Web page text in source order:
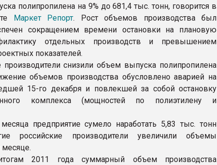
полипропилена на 9% до 681,4 тыс. тонн, говорится в
Маркет Репорт. Рост объемов производства был
сокращением времени остановки на плановую
отдельных производств и превышением
показателей.
производители снизили объем выпуска полипропилена
объемов производства обусловлено аварией на
15-го декабря и повлекшей за собой остановку
комплекса (мощностей по полиэтилену и
предприятие сумело наработать 5,83 тыс. тонн
российские производители увеличили объемы
2011 года суммарный объем производства